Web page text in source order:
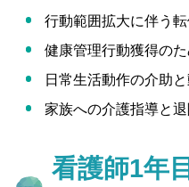
行動範囲拡大に伴う
健康管理行動獲得の
日常生活動作の介助
家族への介護指導と
看護師1年